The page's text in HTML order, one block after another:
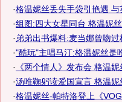
·格温妮丝丢失手袋引艳遇
·组图:四大女星同台 格温妮
· 弟弟出书爆料:麦当娜曾吻
·"酷玩"主唱马汀:格温妮丝是
· 《两个情人》发布会 格温
·汤唯鞠躬读爱国宣言 格温
·格温妮丝-帕特洛登上《